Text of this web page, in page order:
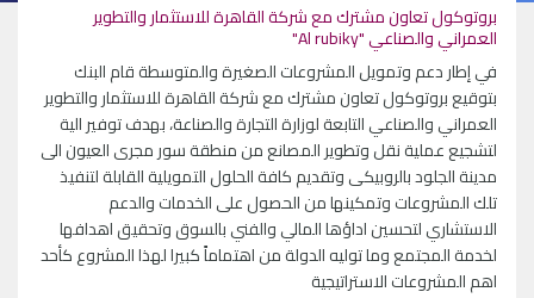
بروتوكول تعاون مشترك مع شركة القاهرة للاستثمار والتطوير
العمراني والصناعي "Al rubiky"
في إطار دعم وتمويل المشروعات الصغيرة والمتوسطة قام البنك
بتوقيع بروتوكول تعاون مشترك مع شركة القاهرة للاستثمار والتطوير
العمراني والصناعي التابعة لوزارة التجارة والصناعة، بهدف توفير الية
لتشجيع عملية نقل وتطوير المصانع من منطقة سور مجرى العيون الى
مدينة الجلود بالروبيكى وتقديم كافة الحلول التمويلية القابلة لتنفيذ
تلك المشروعات وتمكينها من الحصول على الخدمات والدعم
الاستشاري لتحسين اداؤها المالي والفني بالسوق وتحقيق اهدافها
لخدمة المجتمع وما توليه الدولة من اهتماماً كبيرا لهذا المشروع كأحد
اهم المشروعات الاستراتيجية